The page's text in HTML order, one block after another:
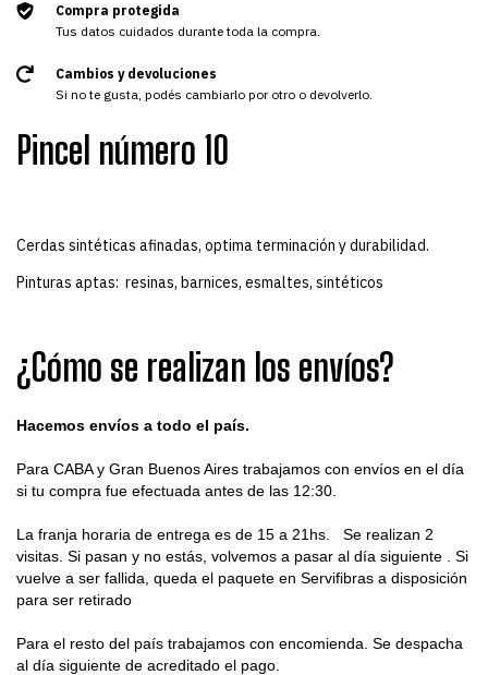
Compra protegida
Tus datos cuidados durante toda la compra.
Cambios y devoluciones
Si no te gusta, podés cambiarlo por otro o devolverlo.
Pincel número 10
Cerdas sintéticas afinadas, optima terminación y durabilidad.
Pinturas aptas: resinas, barnices, esmaltes, sintéticos
¿Cómo se realizan los envíos?
Hacemos envíos a todo el país.
Para CABA y Gran Buenos Aires trabajamos con envíos en el día
si tu compra fue efectuada antes de las 12:30.
La franja horaria de entrega es de 15 a 21hs. Se realizan 2
visitas. Si pasan y no estás, volvemos a pasar al día siguiente . Si
vuelve a ser fallida, queda el paquete en Servifibras a disposición
para ser retirado
Para el resto del país trabajamos con encomienda. Se despacha
al día siguiente de acreditado el pago.